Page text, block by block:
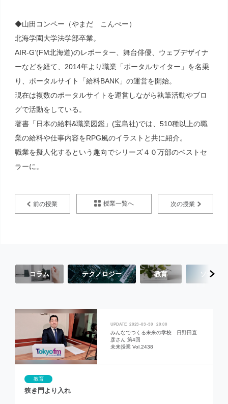
◆山田コンペー（やまだ こんぺー）
北海学園大学法学部卒業。
AIR-G’(FM北海道)のレポーター、舞台俳優、ウェブデザイナ
ーなどを経て、2014年より職業「ポータルサイター」を名乗
り、ポータルサイト「給料BANK」の運営を開始。
現在は複数のポータルサイトを運営しながら執筆活動やブロ
グで活動をしている。
著書「日本の給料&職業図鑑」(宝島社)では、510種以上の職
業の給料や仕事内容をRPG風のイラストと共に紹介。
職業を擬人化するという趣向でシリーズ４０万部のベストセ
ラーに。
前の授業 授業一覧へ 次の授業
コラム テクノロジー 教育 ソーシャ
2023 03 30 20:00
みんなでつくる未来の学校 日野田直
彦さん 第4回
未来授業 Vol.2438
教育
狭き門より入れ